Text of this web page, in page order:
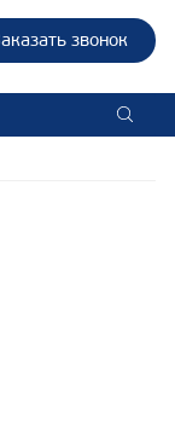
звонок